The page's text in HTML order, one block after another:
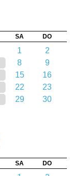
SA DO
1
2
8
9
15
16
22
23
29
30
SA DO